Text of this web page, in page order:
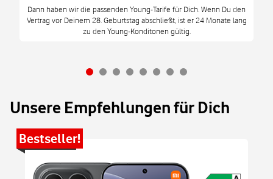
Dann haben wir die passenden Young-Tarife für Dich. Wenn Du den
Vertrag vor Deinem 28. Geburtstag abschließt, ist er 24 Monate lang
zu den Young-Konditonen gültig.
Unsere Empfehlungen für Dich
Bestseller!